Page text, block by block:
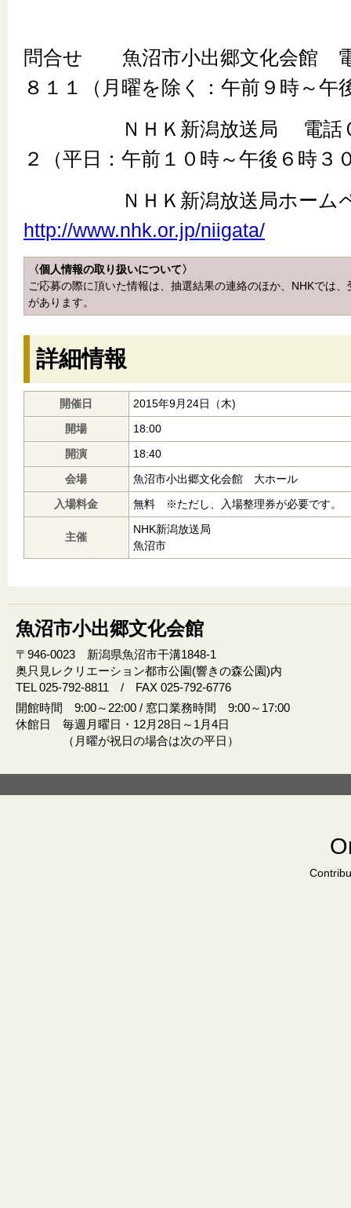
問合せ 魚沼市小出郷文化会館 電
８１１（月曜を除く：午前９時～午
ＮＨＫ新潟放送局 電話０２
２（平日：午前１０時～午後６時３
ＮＨＫ新潟放送局ホーム
http://www.nhk.or.jp/niigata/
〈個人情報の取り扱いについて〉
ご応募の際に頂いた情報は、抽選結果の連絡のほか、NHKでは
があります。
詳細情報
開催日
2015年9月24日（木)
開場
18:00
開演
18:40
会場
魚沼市小出郷文化会館 大ホール
入場料金
無料 ※ただし、入場整理券が必要です。
主催
NHK新潟放送局
魚沼市
魚沼市小出郷文化会館
〒946‐0023 新潟県魚沼市干溝1848‐1
奥只見レクリエーション都市公園(響きの森公園)内
TEL 025-792-8811 / FAX 025-792-6776
開館時間 9:00～22:00 / 窓口業務時間 9:00～17:00
休館日 毎週月曜日・12月28日～1月4日
（月曜が祝日の場合は次の平日）